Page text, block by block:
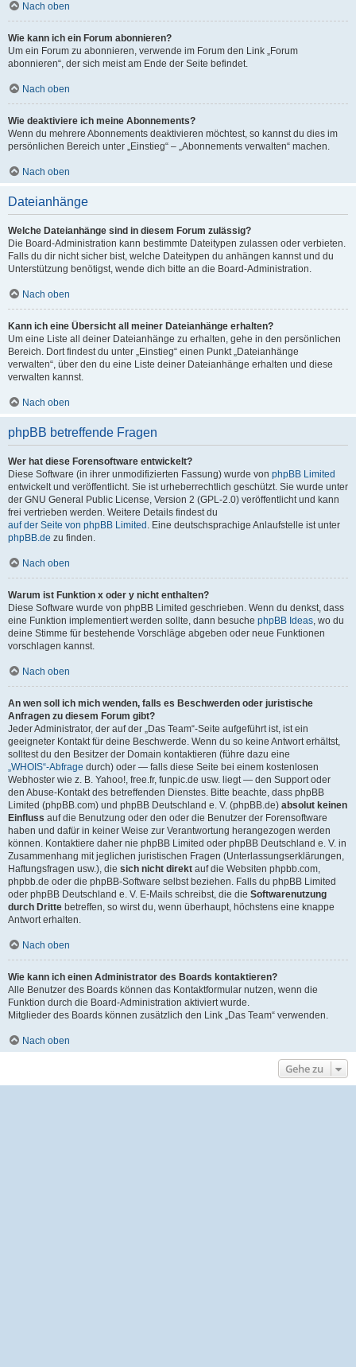
Nach oben
Wie kann ich ein Forum abonnieren?
Um ein Forum zu abonnieren, verwende im Forum den Link „Forum
abonnieren“, der sich meist am Ende der Seite befindet.
Nach oben
Wie deaktiviere ich meine Abonnements?
Wenn du mehrere Abonnements deaktivieren möchtest, so kannst du dies im
persönlichen Bereich unter „Einstieg“ – „Abonnements verwalten“ machen.
Nach oben
Dateianhänge
Welche Dateianhänge sind in diesem Forum zulässig?
Die Board-Administration kann bestimmte Dateitypen zulassen oder verbieten.
Falls du dir nicht sicher bist, welche Dateitypen du anhängen kannst und du
Unterstützung benötigst, wende dich bitte an die Board-Administration.
Nach oben
Kann ich eine Übersicht all meiner Dateianhänge erhalten?
Um eine Liste all deiner Dateianhänge zu erhalten, gehe in den persönlichen
Bereich. Dort findest du unter „Einstieg“ einen Punkt „Dateianhänge
verwalten“, über den du eine Liste deiner Dateianhänge erhalten und diese
verwalten kannst.
Nach oben
phpBB betreffende Fragen
Wer hat diese Forensoftware entwickelt?
Diese Software (in ihrer unmodifizierten Fassung) wurde von phpBB Limited
entwickelt und veröffentlicht. Sie ist urheberrechtlich geschützt. Sie wurde unter
der GNU General Public License, Version 2 (GPL-2.0) veröffentlicht und kann
frei vertrieben werden. Weitere Details findest du
auf der Seite von phpBB Limited . Eine deutschsprachige Anlaufstelle ist unter
phpBB.de zu finden.
Nach oben
Warum ist Funktion x oder y nicht enthalten?
Diese Software wurde von phpBB Limited geschrieben. Wenn du denkst, dass
eine Funktion implementiert werden sollte, dann besuche phpBB Ideas, wo du
deine Stimme für bestehende Vorschläge abgeben oder neue Funktionen
vorschlagen kannst.
Nach oben
An wen soll ich mich wenden, falls es Beschwerden oder juristische
Anfragen zu diesem Forum gibt?
Jeder Administrator, der auf der „Das Team“-Seite aufgeführt ist, ist ein
geeigneter Kontakt für deine Beschwerde. Wenn du so keine Antwort erhältst,
solltest du den Besitzer der Domain kontaktieren (führe dazu eine
„WHOIS“-Abfrage durch) oder — falls diese Seite bei einem kostenlosen
Webhoster wie z. B. Yahoo!, free.fr, funpic.de usw. liegt — den Support oder
den Abuse-Kontakt des betreffenden Dienstes. Bitte beachte, dass phpBB
Limited (phpBB.com) und phpBB Deutschland e. V. (phpBB.de) absolut keinen
Einfluss auf die Benutzung oder den oder die Benutzer der Forensoftware
haben und dafür in keiner Weise zur Verantwortung herangezogen werden
können. Kontaktiere daher nie phpBB Limited oder phpBB Deutschland e. V. in
Zusammenhang mit jeglichen juristischen Fragen (Unterlassungserklärungen,
Haftungsfragen usw.), die sich nicht direkt auf die Websiten phpbb.com,
phpbb.de oder die phpBB-Software selbst beziehen. Falls du phpBB Limited
oder phpBB Deutschland e. V. E-Mails schreibst, die die Softwarenutzung
durch Dritte betreffen, so wirst du, wenn überhaupt, höchstens eine knappe
Antwort erhalten.
Nach oben
Wie kann ich einen Administrator des Boards kontaktieren?
Alle Benutzer des Boards können das Kontaktformular nutzen, wenn die
Funktion durch die Board-Administration aktiviert wurde.
Mitglieder des Boards können zusätzlich den Link „Das Team“ verwenden.
Nach oben
Gehe zu